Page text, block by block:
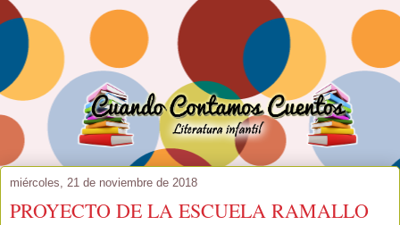
miércoles, 21 de noviembre de 2018
PROYECTO DE LA ESCUELA RAMALLO